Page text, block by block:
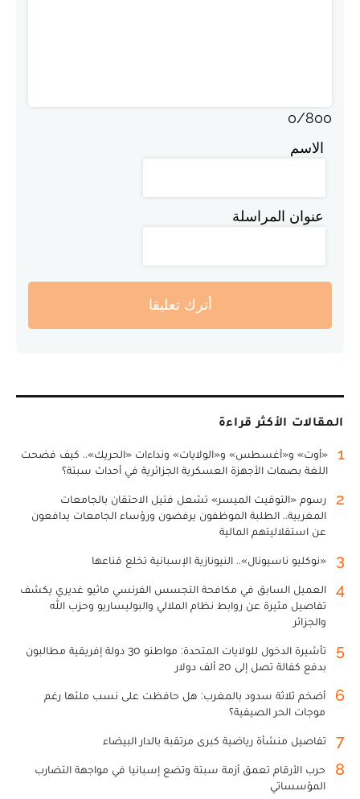
0/800
الاسم
عنوان المراسلة
أترك تعليقا
المقالات الأكثر قراءة
1
«أوت» و«أغسطس» و«الولايات» ونداءات «الحريك».. كيف فضحت
اللغة بصمات الأجهزة العسكرية الجزائرية في أحداث سبتة؟
2
رسوم «التوقيت الميسر» تشعل فتيل الاحتقان بالجامعات
المغربية.. الطلبة الموظفون يرفضون ورؤساء الجامعات يدافعون
عن استقلاليتهم المالية
3 «نوكليو ناسيونال».. النيونازية الإسبانية تخلع قناعها
4
العميل السابق في مكافحة التجسس الفرنسي ماثيو غديري يكشف
تفاصيل مثيرة عن روابط نظام الملالي والبوليساريو وحزب الله
والجزائر
5
تأشيرة الدخول للولايات المتحدة: مواطنو 30 دولة إفريقية مطالبون
بدفع كفالة تصل إلى 20 ألف دولار
6
أضخم ثلاثة سدود بالمغرب: هل حافظت على نسب ملئها رغم
موجات الحر الصيفية؟
7 تفاصيل منشأة رياضية كبرى مرتقبة بالدار البيضاء
8
حرب الأرقام تعمق أزمة سبتة وتضع إسبانيا في مواجهة التضارب
المؤسساتي